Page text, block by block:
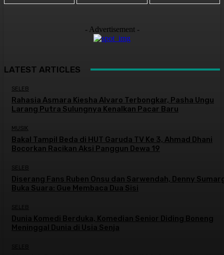
- Advertisement -
LATEST ARTICLES
SELEB
Rahasia Asmara Kiesha Alvaro Terbongkar, Pasha Ungu
Larang Putra Sulungnya Kenalkan Pacar Baru
MUSIK
Bakal Tampil Beda di HUT Garuda TV Ke 3, Ahmad Dhani
Bocorkan Racikan Aksi Panggun Dewa 19
SELEB
Diserang Fans Ruben Onsu dan Sarwendah, Denny
Buka Suara: Gue Membaca Dua Sisi
SELEB
Dunia Komedi Berduka, Komedian Senior Diding Boneng
Meninggal Dunia di Usia Senja